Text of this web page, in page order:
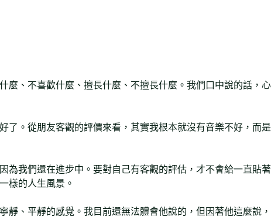
麼、不喜歡什麼、擅長什麼、不擅長什麼。我們口中說的話，心
了。從朋友客觀的評價來看，其實我根本就沒有音樂不好，而是
為我們還在進步中。要對自己有客觀的評估，才不會給一直貼著
樣的人生風景。
、平靜的感覺。我目前還無法體會他說的，但因著他這麼說，